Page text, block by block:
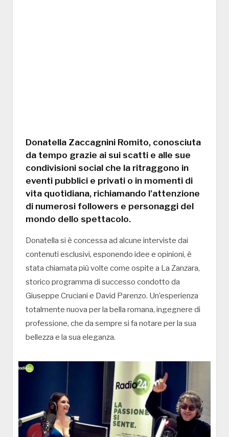
Donatella Zaccagnini Romito, conosciuta
da tempo grazie ai sui scatti e alle sue
condivisioni social che la ritraggono in
eventi pubblici e privati o in momenti di
vita quotidiana, richiamando l’attenzione
di numerosi followers e personaggi del
mondo dello spettacolo.
Donatella si è concessa ad alcune interviste dai
contenuti esclusivi, esponendo idee e opinioni, è
stata chiamata più volte come ospite a La Zanzara,
storico programma di successo condotto da
Giuseppe Cruciani e David Parenzo. Un’esperienza
totalmente nuova per la bella romana, ingegnere di
professione, che da sempre si fa notare per la sua
bellezza e la sua eleganza.